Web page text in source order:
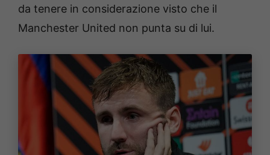
da tenere in considerazione visto che il
Manchester United non punta su di lui.